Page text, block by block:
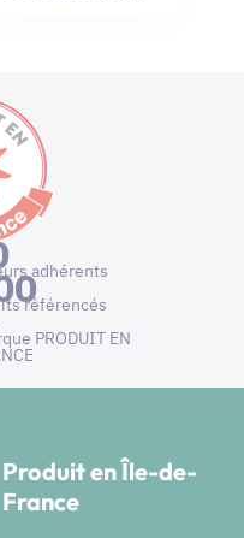
adhérents
référencés
PRODUIT EN
Produit en Île-de-
France